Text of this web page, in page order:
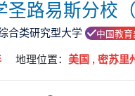
圣路易斯分校
合类研究型大学 中国教育
地理位置： 美国 , 密苏里